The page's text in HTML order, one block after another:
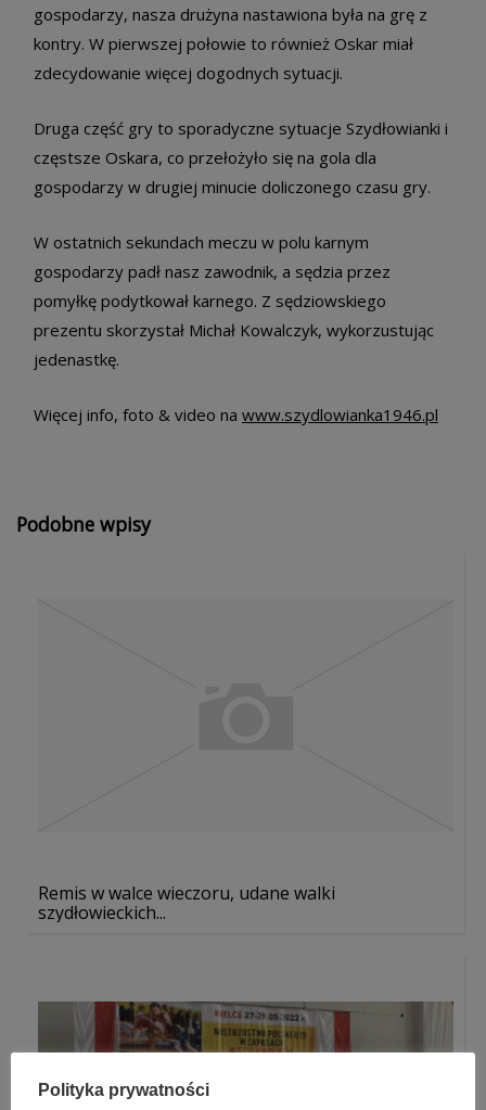
gospodarzy, nasza drużyna nastawiona była na grę z
kontry. W pierwszej połowie to również Oskar miał
zdecydowanie więcej dogodnych sytuacji.
Druga część gry to sporadyczne sytuacje Szydłowianki i
częstsze Oskara, co przełożyło się na gola dla
gospodarzy w drugiej minucie doliczonego czasu gry.
W ostatnich sekundach meczu w polu karnym
gospodarzy padł nasz zawodnik, a sędzia przez
pomyłkę podytkował karnego. Z sędziowskiego
prezentu skorzystał Michał Kowalczyk, wykorzustując
jedenastkę.
Więcej info, foto & video na www.szydlowianka1946.pl
Podobne wpisy
Remis w walce wieczoru, udane walki
szydłowieckich...
Polityka prywatności